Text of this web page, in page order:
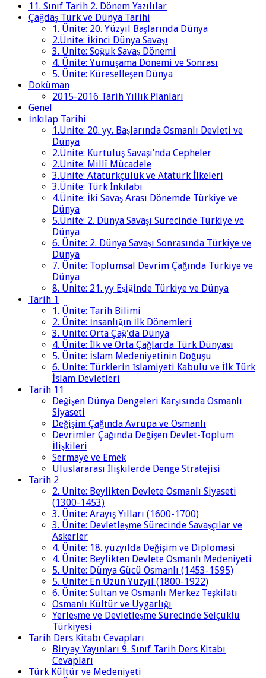
11. Sınıf Tarih 2. Dönem Yazılılar
Çağdaş Türk ve Dünya Tarihi
1. Ünite: 20. Yüzyıl Başlarında Dünya
2.Ünite: İkinci Dünya Savaşı
3. Ünite: Soğuk Savaş Dönemi
4. Ünite: Yumuşama Dönemi ve Sonrası
5. Ünite: Küreselleşen Dünya
Doküman
2015-2016 Tarih Yıllık Planları
Genel
İnkılap Tarihi
1.Ünite: 20. yy. Başlarında Osmanlı Devleti ve
Dünya
2.Ünite: Kurtuluş Savaşı’nda Cepheler
2.Ünite: Millî Mücadele
3.Ünite: Atatürkçülük ve Atatürk İlkeleri
3.Ünite: Türk İnkılabı
4.Ünite: İki Savaş Arası Dönemde Türkiye ve
Dünya
5.Ünite: 2. Dünya Savaşı Sürecinde Türkiye ve
Dünya
6. Ünite: 2. Dünya Savaşı Sonrasında Türkiye ve
Dünya
7. Ünite: Toplumsal Devrim Çağında Türkiye ve
Dünya
8. Ünite: 21. yy Eşiğinde Türkiye ve Dünya
Tarih 1
1. Ünite: Tarih Bilimi
2. Ünite: İnsanlığın İlk Dönemleri
3. Ünite: Orta Çağ'da Dünya
4. Ünite: İlk ve Orta Çağlarda Türk Dünyası
5. Ünite: İslam Medeniyetinin Doğuşu
6. Ünite: Türklerin İslamiyeti Kabulu ve İlk Türk
İslam Devletleri
Tarih 11
Değişen Dünya Dengeleri Karşısında Osmanlı
Siyaseti
Değişim Çağında Avrupa ve Osmanlı
Devrimler Çağında Değişen Devlet-Toplum
İlişkileri
Sermaye ve Emek
Uluslararası İlişkilerde Denge Stratejisi
Tarih 2
2. Ünite: Beylikten Devlete Osmanlı Siyaseti
(1300-1453)
3. Ünite: Arayış Yılları (1600-1700)
3. Ünite: Devletleşme Sürecinde Savaşçılar ve
Askerler
4. Ünite: 18. yüzyılda Değişim ve Diplomasi
4. Ünite: Beylikten Devlete Osmanlı Medeniyeti
5. Ünite: Dünya Gücü Osmanlı (1453-1595)
5. Ünite: En Uzun Yüzyıl (1800-1922)
6. Ünite: Sultan ve Osmanlı Merkez Teşkilatı
Osmanlı Kültür ve Uygarlığı
Yerleşme ve Devletleşme Sürecinde Selçuklu
Türkiyesi
Tarih Ders Kitabı Cevapları
Biryay Yayınları 9. Sınıf Tarih Ders Kitabı
Cevapları
Türk Kültür ve Medeniyeti